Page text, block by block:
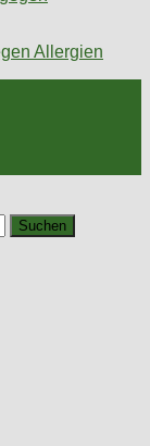
Allergien